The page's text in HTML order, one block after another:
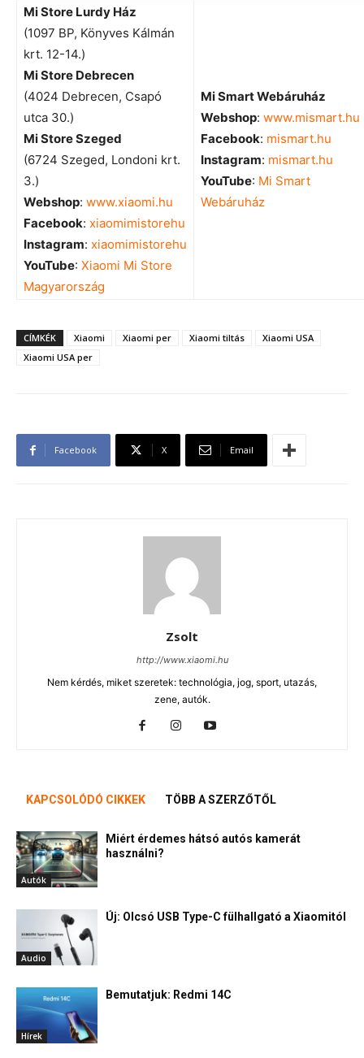
Mi Store Lurdy Ház
(1097 BP, Könyves Kálmán
krt. 12-14.)
Mi Store Debrecen
(4024 Debrecen, Csapó
utca 30.)
Mi Store Szeged
(6724 Szeged, Londoni krt.
3.)
Webshop: www.xiaomi.hu
Facebook: xiaomimistorehu
Instagram: xiaomimistorehu
YouTube: Xiaomi Mi Store
Magyarország
Mi Smart Webáruház
Webshop: www.mismart.hu
Facebook: mismart.hu
Instagram: mismart.hu
YouTube: Mi Smart
Webáruház
CÍMKÉK Xiaomi Xiaomi per Xiaomi tiltás
Xiaomi USA
Xiaomi USA per
Facebook X Email
Zsolt
http://www.xiaomi.hu
Nem kérdés, miket szeretek: technológia, jog, sport, utazás,
zene, autók.
KAPCSOLÓDÓ CIKKEK TÖBB A SZERZŐTŐL
Autók
Miért érdemes hátsó autós kamerát
használni?
Audio
Új: Olcsó USB Type-C fülhallgató a Xiaomitól
Hírek
Bemutatjuk: Redmi 14C